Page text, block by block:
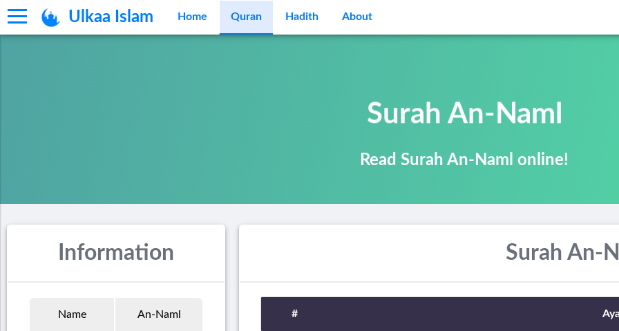
Ulkaa Islam Home Quran Hadith About
Surah An-Naml
Read Surah An-Naml online!
Information
Name An-Naml
Surah An-
#